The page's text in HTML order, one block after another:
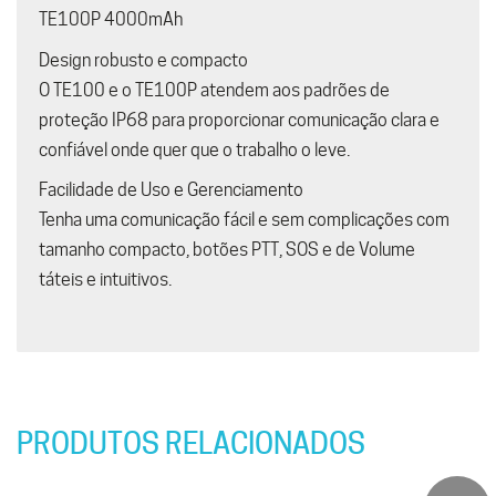
TE100P 4000mAh
Design robusto e compacto
O TE100 e o TE100P atendem aos padrões de
proteção IP68 para proporcionar comunicação clara e
confiável onde quer que o trabalho o leve.
Facilidade de Uso e Gerenciamento
Tenha uma comunicação fácil e sem complicações com
tamanho compacto, botões PTT, SOS e de Volume
táteis e intuitivos.
PRODUTOS RELACIONADOS